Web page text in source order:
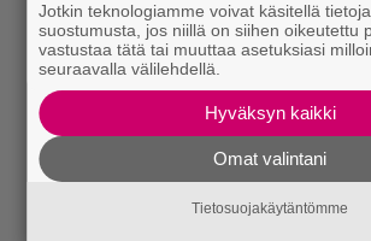
Jotkin teknologiamme voivat käsitellä
suostumusta, jos niillä on siihen oikeutettu
vastustaa tätä tai muuttaa asetuksiasi
seuraavalla välilehdellä.
Hyväksyn kaikki
Omat valintani
Tietosuojakäytäntömme